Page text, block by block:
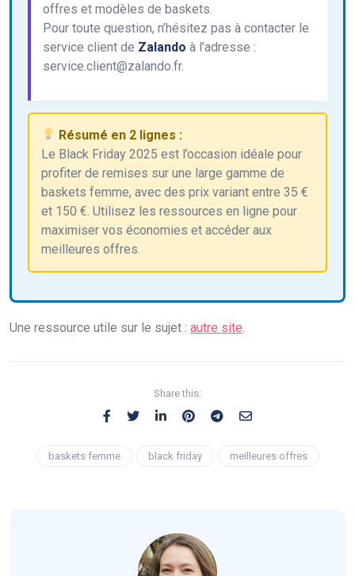
offres et modèles de baskets.
Pour toute question, n’hésitez pas à contacter le
service client de Zalando à l’adresse :
service.client@zalando.fr.
Résumé en 2 lignes :
Le Black Friday 2025 est l’occasion idéale pour
profiter de remises sur une large gamme de
baskets femme, avec des prix variant entre 35 €
et 150 €. Utilisez les ressources en ligne pour
maximiser vos économies et accéder aux
meilleures offres.
Une ressource utile sur le sujet : autre site
Share this:
baskets femme black friday meilleures offres